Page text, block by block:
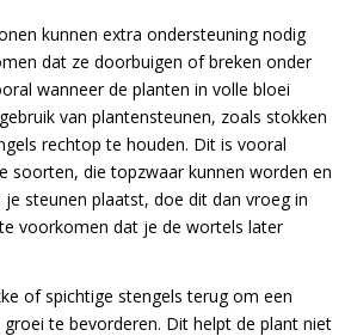
kunnen extra ondersteuning nodig
dat ze doorbuigen of breken onder
wanneer de planten in volle bloei
van plantensteunen, zoals stokken
rechtop te houden. Dit is vooral
soorten, die topzwaar kunnen worden en
je steunen plaatst, doe dit dan vroeg in
voorkomen dat je de wortels later
of spichtige stengels terug om een
te bevorderen. Dit helpt de plant niet